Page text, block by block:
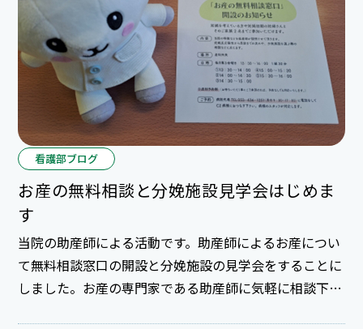
看護部ブログ
お産の無料相談と分娩施設見学会はじめま
す
当院の助産師による活動です。助産師によるお産につい
て無料相談窓口の開設と分娩施設の見学会をすることに
しました。お産の専門家である助産師に気軽に相談下さ